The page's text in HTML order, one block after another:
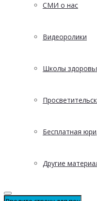
СМИ о нас
Видеоролики
Школы
Бесплатная
Другие